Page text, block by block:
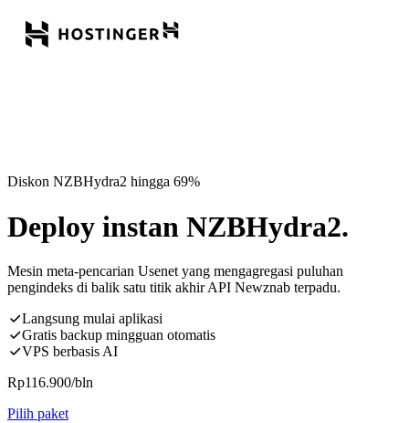
Diskon NZBHydra2 hingga 69%
Deploy instan NZBHydra2.
Mesin meta-pencarian Usenet yang mengagregasi puluhan
pengindeks di balik satu titik akhir API Newznab terpadu.
Langsung mulai aplikasi
Gratis backup mingguan otomatis
VPS berbasis AI
Rp116.900/bln
Pilih paket